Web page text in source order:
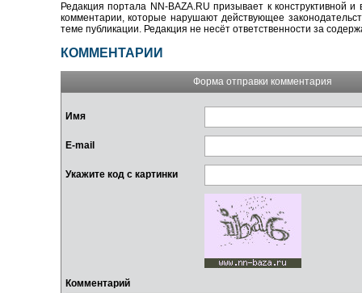
Редакция портала NN-BAZA.RU призывает к конструктивной
комментарии, которые нарушают действующее
теме публикации. Редакция не несёт ответственности за
КОММЕНТАРИИ
Форма отправки комментария
Имя
E-mail
Укажите код с картинки
Комментарий